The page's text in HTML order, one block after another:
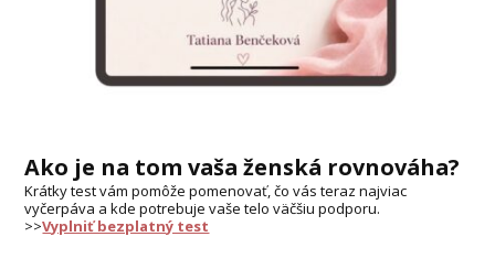
Ako je na tom vaša ženská rovnováha?
Krátky test vám pomôže pomenovať, čo vás teraz najviac
vyčerpáva a kde potrebuje vaše telo väčšiu podporu.
>>Vyplniť bezplatný test